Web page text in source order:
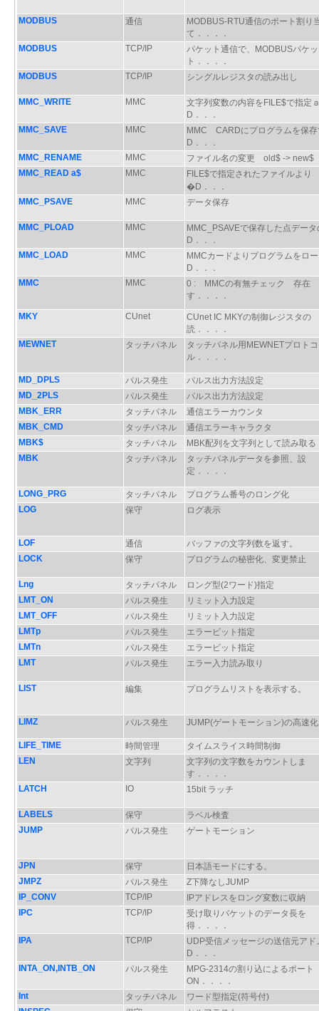
MODBUS 通信
MODBUS-RTU通信のポート割り
て．．．．
MODBUS
TCP/IP
パケット通信で、MODBUSパケッ
ト．．．．
MODBUS
TCP/IP シングルレジスタの読み出し
MMC_WRITE MMC
文字列変数の内容をFILE$で指定
D．．．
MMC_SAVE
MMC
MMC CARDにプログラムを保存
D．．．
MMC_RENAME
MMC
ファイル名の変更 old$ -> new$
MMC_READ a$
MMC
FILE$で指定されたファイルより
�D．．．
MMC_PSAVE
MMC データ保存
MMC_PLOAD MMC
MMC_PSAVEで保存した点データ
D．．．
MMC_LOAD
MMC
MMCカードよりプログラムをロ
D．．．
MMC
MMC
0 : MMCの有無チェック 存在
す．．．．
MKY CUnet
CUnet IC MKYの制御レジスタの
読．．．．
MEWNET
タッチパネル
タッチパネル用MEWNETプロトコ
ル．．．．
MD_DPLS パルス発生
パルス出力方法設定
MD_2PLS
パルス発生
パルス出力方法設定
MBK_ERR
タッチパネル
通信エラーカウンタ
MBK_CMD
タッチパネル
通信エラーキャラクタ
MBK$
タッチパネル
MBK配列を文字列として読み取る
MBK
タッチパネル
タッチパネルデータを参照、設
定．．．．
LONG_PRG タッチパネル
プログラム番号のロング化
LOG
保守 ログ表示
LOF 通信
バッファの文字列数を返す。
LOCK
保守 プログラムの秘密化、変更禁止
Lng タッチパネル
ロング型(2ワード)指定
LMT_ON
パルス発生
リミット入力設定
LMT_OFF
パルス発生
リミット入力設定
LMTp
パルス発生
エラービット指定
LMTn
パルス発生
エラービット指定
LMT
パルス発生 エラー入力読み取り
LIST 編集 プログラムリストを表示する。
LIMZ パルス発生 JUMP(ゲートモーション)の高速化
LIFE_TIME 時間管理
タイムスライス時間制御
LEN
文字列
文字列の文字数をカウントしま
す．．．．
LATCH
IO 15bit ラッチ
LABELS 保守
ラベル検査
JUMP
パルス発生 ゲートモーション
JPN 保守
日本語モードにする。
JMPZ
パルス発生
Z下降なしJUMP
IP_CONV
TCP/IP
IPアドレスをロング変数に収納
IPC
TCP/IP
受け取りパケットのデータ長を
得．．．．
IPA
TCP/IP
UDP受信メッセージの送信元アド
D．．．
INTA_ON,INTB_ON
パルス発生
MPG-2314の割り込によるポート
ON．．．．
Int
タッチパネル
ワード型指定(符号付)